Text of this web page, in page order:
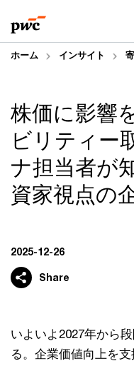
to
content
to
footer
ホーム インサイト
株価に影響
ビリティー
ナ担当者が
資家視点の
2025-12-26
Share
いよいよ2027年から
る。企業価値向上を